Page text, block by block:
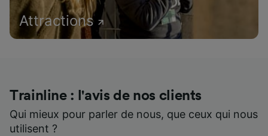
Attractions
Trainline : l'avis de nos clients
Qui mieux pour parler de nous, que ceux qui nous
utilisent ?